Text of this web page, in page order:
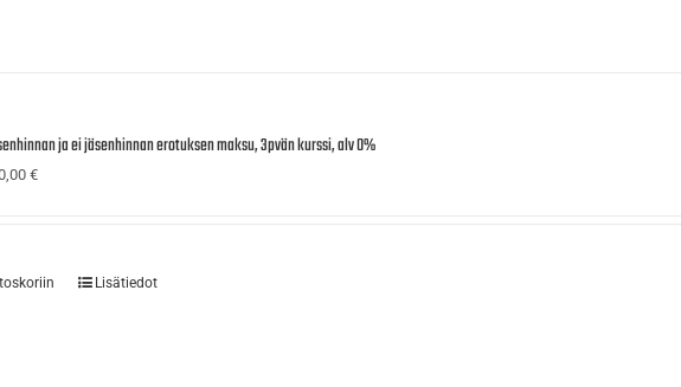
ja ei jäsenhinnan erotuksen maksu, 3pvän kurssi, alv 0%
€
Lisätiedot